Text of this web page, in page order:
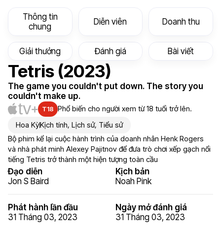
Thông tin
chung
Diễn viên Doanh thu
Giải thưởng Đánh giá Bài viết
Tetris (2023)
The game you couldn't put down. The story you
couldn't make up.
T18 Phổ biến cho người xem từ 18 tuổi trở lên.
Hoa KỳKịch tính, Lịch sử, Tiểu sử
Bộ phim kể lại cuộc hành trình của doanh nhân Henk Rogers
và nhà phát minh Alexey Pajitnov để đưa trò chơi xếp gạch nổi
tiếng Tetris trở thành một hiện tượng toàn cầu
Đạo diễn
Jon S Baird
Kịch bản
Noah Pink
Phát hành lần đầu
31 Tháng 03, 2023
Ngày mở đánh giá
31 Tháng 03, 2023